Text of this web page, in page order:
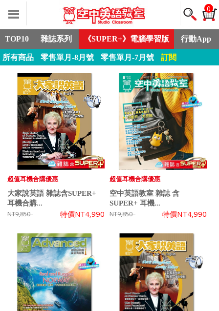
0
TOP10 雜誌系列 《SUPER+》電腦學習版 行動App
所有商品 零售單月-8月號 零售單月-7月號 訂閱
超值耳機合購優惠
大家說英語 雜誌含SUPER+
耳機合購...
NT9,850 特價NT4,990
超值耳機合購優惠
空中英語教室 雜誌 含
SUPER+ 耳機...
NT9,850 特價NT4,990